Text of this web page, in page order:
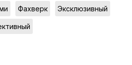
Фахверк Эксклюзивный